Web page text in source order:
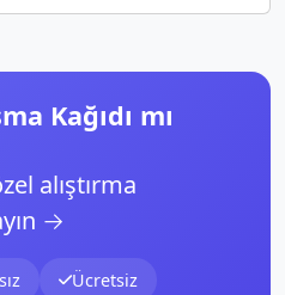
Kağıdı mı
alıştırma
→
Ücretsiz